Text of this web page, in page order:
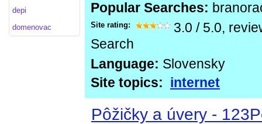
depi
domenovac
Popular Searches:
Site rating: 3.0 / 5.0,
Search
Language: Slovensky
Site topics: internet
Pôžičky a úvery -